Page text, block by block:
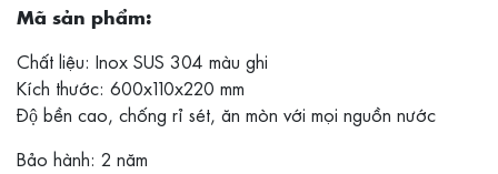
Mã sản phẩm:
Chất liệu: Inox SUS 304 màu ghi
Kích thước: 600x110x220 mm
Độ bền cao, chống rỉ sét, ăn mòn với mọi nguồn nước
Bảo hành: 2 năm